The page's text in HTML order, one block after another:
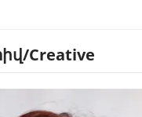
Creative